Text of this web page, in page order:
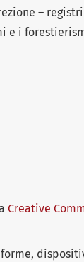
–
e i
Creative
forme,